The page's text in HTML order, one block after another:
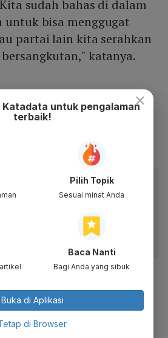
sudah bahas di dalam
untuk bisa menggugat
partai lain kita serahkan
katanya.
aplikasi mobile.
membaca lebih nyaman dan nikmati
aplikasi mobile Katadata.
×
Katadata untuk pengalaman
terbaik!
Pilih Topik
Sesuai minat Anda
Baca Nanti
Bagi Anda yang sibuk
Buka di Aplikasi
di Browser